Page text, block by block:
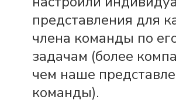
представления для
члена команды по
задачам (более
чем наше
команды).